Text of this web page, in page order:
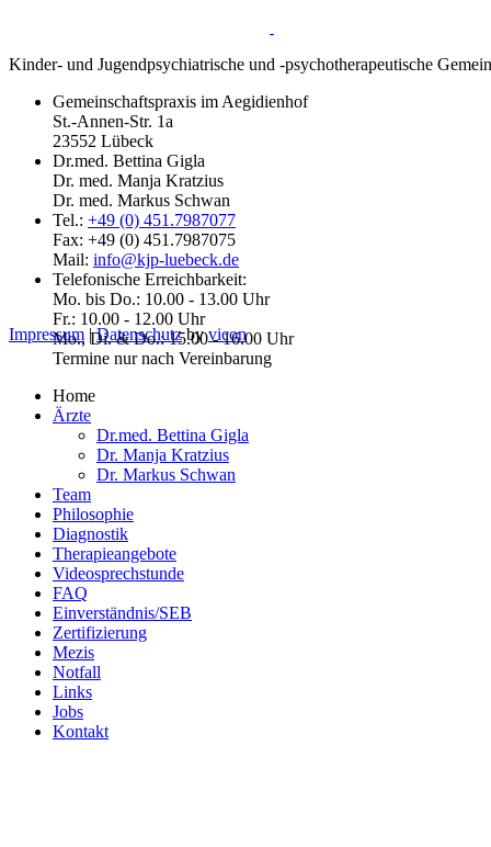
Kinder- und Jugendpsychiatrische und -psychotherapeutische
Gemeinschaftspraxis im Aegidienhof
St.-Annen-Str. 1a
23552 Lübeck
Dr.med. Bettina Gigla
Dr. med. Manja Kratzius
Dr. med. Markus Schwan
Tel.: +49 (0) 451.7987077
Fax: +49 (0) 451.7987075
Mail: info@kjp-luebeck.de
Telefonische Erreichbarkeit:
Mo. bis Do.: 10.00 - 13.00 Uhr
Fr.: 10.00 - 12.00 Uhr
Mo., Di. & Do.: 15.00 - 16.00 Uhr
Termine nur nach Vereinbarung
Home
Ärzte
Dr.med. Bettina Gigla
Dr. Manja Kratzius
Dr. Markus Schwan
Team
Philosophie
Diagnostik
Therapieangebote
Videosprechstunde
FAQ
Einverständnis/SEB
Zertifizierung
Mezis
Notfall
Links
Jobs
Kontakt
Impressum |Datenschutzbyvicon